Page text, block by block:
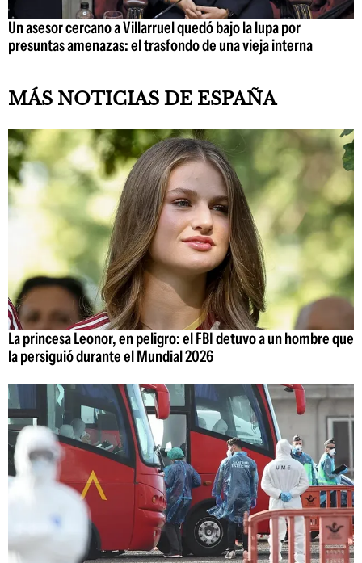
Un asesor cercano a Villarruel quedó bajo la lupa por
presuntas amenazas: el trasfondo de una vieja interna
MÁS NOTICIAS DE ESPAÑA
La princesa Leonor, en peligro: el FBI detuvo a un hombre que
la persiguió durante el Mundial 2026